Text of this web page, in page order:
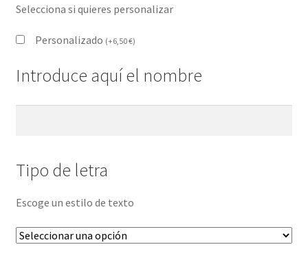
Selecciona si quieres personalizar
Personalizado (+6,50€)
Introduce aquí el nombre
Tipo de letra
Escoge un estilo de texto